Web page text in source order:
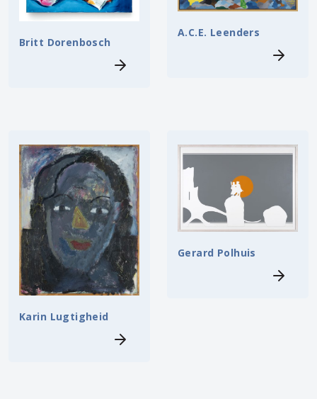
Britt Dorenbosch
A.C.E. Leenders
Karin Lugtigheid
Gerard Polhuis